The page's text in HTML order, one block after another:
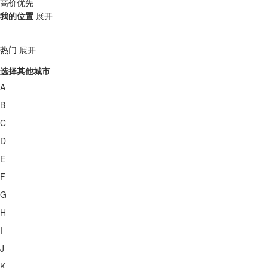
我的位置 展开
热门 展开
选择其他城市
A
B
C
D
E
F
G
H
I
J